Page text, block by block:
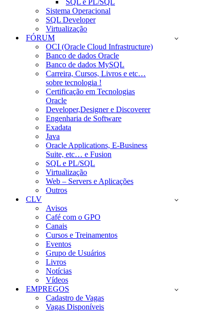
SQL e PL/SQL
Sistema Operacional
SQL Developer
Virtualização
FÓRUM
OCI (Oracle Cloud Infrastructure)
Banco de dados Oracle
Banco de dados MySQL
Carreira, Cursos, Livros e etc…
sobre tecnologia !
Certificação em Tecnologias
Oracle
Developer,Designer e Discoverer
Engenharia de Software
Exadata
Java
Oracle Applications, E-Business
Suite, etc… e Fusion
SQL e PL/SQL
Virtualização
Web – Servers e Aplicações
Outros
CLV
Avisos
Café com o GPO
Canais
Cursos e Treinamentos
Eventos
Grupo de Usuários
Livros
Notícias
Vídeos
EMPREGOS
Cadastro de Vagas
Vagas Disponíveis